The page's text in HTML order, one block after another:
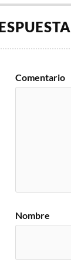
Comentario
Nombre